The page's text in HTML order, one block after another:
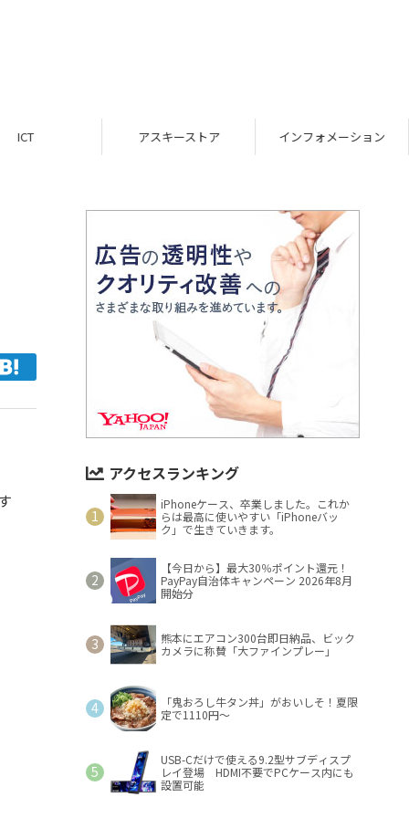
ICT アスキーストア インフォメーション
アクセスランキング
iPhoneケース、卒業しました。これか
らは最高に使いやすい「iPhoneバッ
ク」で生きていきます。
【今日から】最大30％ポイント還元！
PayPay自治体キャンペーン 2026年8月
開始分
熊本にエアコン300台即日納品、ビック
カメラに称賛「大ファインプレー」
「鬼おろし牛タン丼」がおいしそ！夏限
定で1110円～
USB-Cだけで使える9.2型サブディスプ
レイ登場 HDMI不要でPCケース内にも
設置可能